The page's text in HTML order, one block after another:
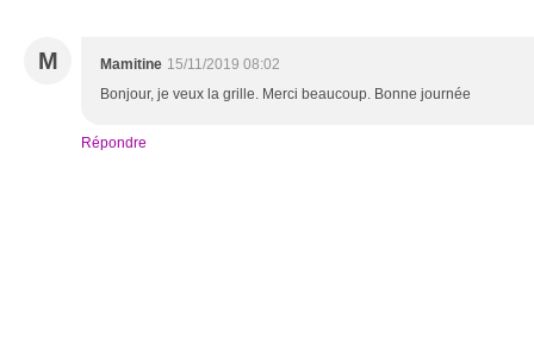
M Mamitine 15/11/2019 08:02
Bonjour, je veux la grille. Merci beaucoup. Bonne journée
Répondre